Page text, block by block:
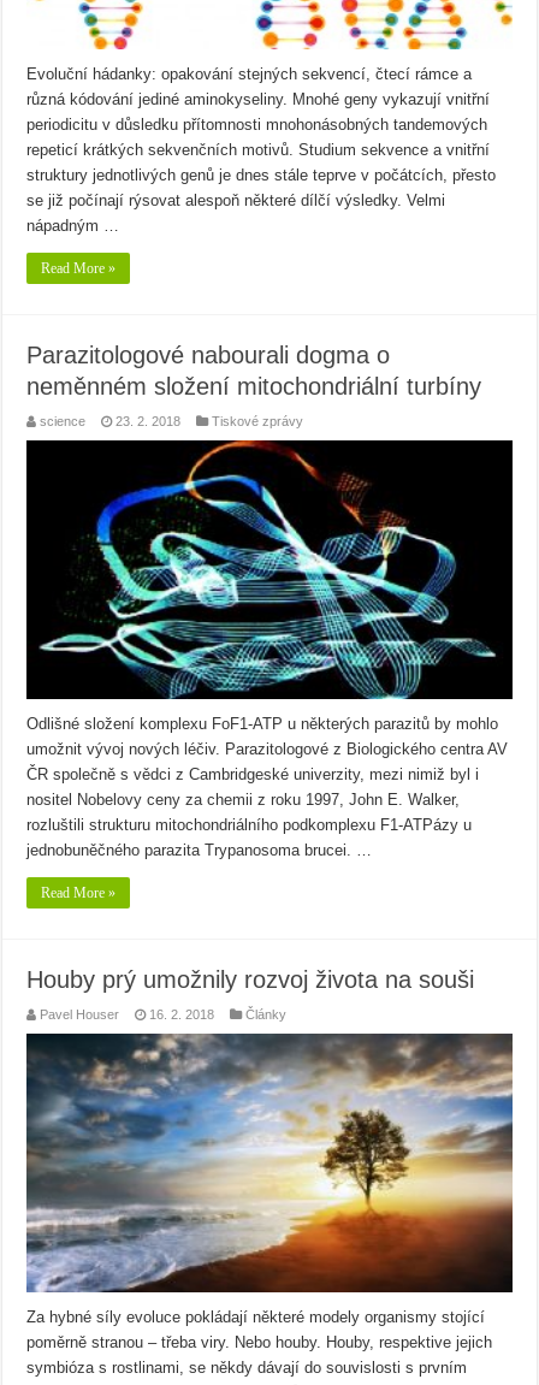
Evoluční hádanky: opakování stejných sekvencí, čtecí rámce a
různá kódování jediné aminokyseliny. Mnohé geny vykazují vnitřní
periodicitu v důsledku přítomnosti mnohonásobných tandemových
repeticí krátkých sekvenčních motivů. Studium sekvence a vnitřní
struktury jednotlivých genů je dnes stále teprve v počátcích, přesto
se již počínají rýsovat alespoň některé dílčí výsledky. Velmi
nápadným …
Read More »
Parazitologové nabourali dogma o
neměnném složení mitochondriální turbíny
science 23. 2. 2018 Tiskové zprávy
Odlišné složení komplexu FoF1-ATP u některých parazitů by mohlo
umožnit vývoj nových léčiv. Parazitologové z Biologického centra AV
ČR společně s vědci z Cambridgeské univerzity, mezi nimiž byl i
nositel Nobelovy ceny za chemii z roku 1997, John E. Walker,
rozluštili strukturu mitochondriálního podkomplexu F1-ATPázy u
jednobuněčného parazita Trypanosoma brucei. …
Read More »
Houby prý umožnily rozvoj života na souši
Pavel Houser 16. 2. 2018 Články
Za hybné síly evoluce pokládají některé modely organismy stojící
poměrně stranou – třeba viry. Nebo houby. Houby, respektive jejich
symbióza s rostlinami, se někdy dávají do souvislosti s prvním